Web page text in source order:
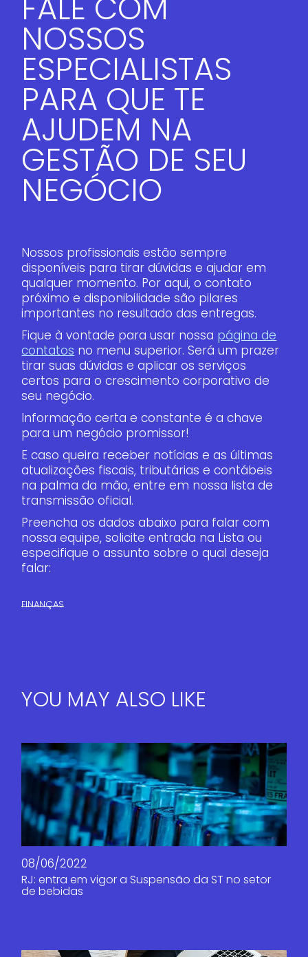
NOSSOS
ESPECIALISTAS
PARA QUE TE
AJUDEM NA
GESTÃO DE SEU
NEGÓCIO
Nossos profissionais estão sempre
disponíveis para tirar dúvidas e ajudar em
qualquer momento. Por aqui, o contato
próximo e disponibilidade são pilares
importantes no resultado das entregas.
Fique à vontade para usar nossa página de
contatos no menu superior. Será um prazer
tirar suas dúvidas e aplicar os serviços
certos para o crescimento corporativo de
seu negócio.
Informação certa e constante é a chave
para um negócio promissor!
E caso queira receber notícias e as últimas
atualizações fiscais, tributárias e contábeis
na palma da mão, entre em nossa lista de
transmissão oficial.
Preencha os dados abaixo para falar com
nossa equipe, solicite entrada na Lista ou
especifique o assunto sobre o qual deseja
falar:
FINANÇAS​
YOU MAY ALSO LIKE
08/06/2022
RJ: entra em vigor a Suspensão da ST no setor
de bebidas